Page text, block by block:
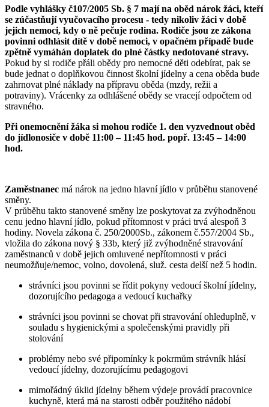
Podle vyhlášky č107/2005 Sb. § 7 mají na oběd nárok žáci, kteří
se zúčastňují vyučovacího procesu - tedy nikoliv žáci v době
jejich nemoci, kdy o ně pečuje rodina. Rodiče jsou ze zákona
povinni odhlásit dítě v době nemoci, v opačném případě bude
zpětně vymáhán doplatek do plné částky nedotované stravy.
Pokud by si rodiče přáli obědy pro nemocné děti odebírat, pak se
bude jednat o doplňkovou činnost školní jídelny a cena oběda bude
zahrnovat plné náklady na přípravu oběda (mzdy, režii a
potraviny). Vrácenky za odhlášené obědy se vracejí odpočtem od
stravného.
Při onemocnění žáka si mohou rodiče 1. den vyzvednout oběd
do jídlonosiče v době 11:00 – 11:45 hod. popř. 13:45 – 14:00
hod.
Zaměstnanec má nárok na jedno hlavní jídlo v průběhu stanovené
směny.
V průběhu takto stanovené směny lze poskytovat za zvýhodněnou
cenu jedno hlavní jídlo, pokud přítomnost v práci trvá alespoň 3
hodiny. Novela zákona č. 250/2000Sb., zákonem č.557/2004 Sb.,
vložila do zákona nový § 33b, který již zvýhodněné stravování
zaměstnanců v době jejich omluvené nepřítomnosti v práci
neumožňuje/nemoc, volno, dovolená, služ. cesta delší než 5 hodin.
strávníci jsou povinni se řídit pokyny vedoucí školní jídelny,
dozorujícího pedagoga a vedoucí kuchařky
strávníci jsou povinni se chovat při stravování ohleduplně, v
souladu s hygienickými a společenskými pravidly při
stolování
problémy nebo své připomínky k pokrmům strávník hlásí
vedoucí jídelny, dozorujícímu pedagogovi
mimořádný úklid jídelny během výdeje provádí pracovnice
kuchyně, která má na starosti odběr použitého nádobí